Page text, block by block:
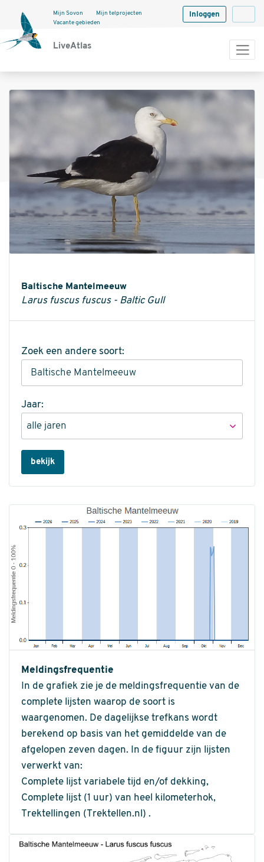
LiveAtlas
Mijn Sovon
Mijn telprojecten
Vacante gebieden
Inloggen
Baltische Mantelmeeuw
Larus fuscus fuscus - Baltic Gull
Zoek een andere soort:
Jaar:
bekijk
Meldingsfrequentie
In de grafiek zie je de meldingsfrequentie van de
complete lijsten waarop de soort is
waargenomen. De dagelijkse trefkans wordt
berekend op basis van het gemiddelde van de
afgelopen zeven dagen. In de figuur zijn lijsten
verwerkt van:
Complete lijst variabele tijd en/of dekking,
Complete lijst (1 uur) van heel kilometerhok,
Trektellingen (Trektellen.nl) .